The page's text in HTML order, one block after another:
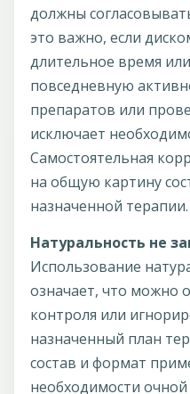
должны
это важно, если
длительное время
повседневную
препаратов или
исключает
Самостоятельная
на общую картину
назначенной терапии.
Натуральность не
Использование
означает, что можно
контроля или
назначенный план
состав и формат
необходимости